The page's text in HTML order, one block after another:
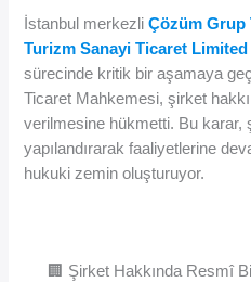
İstanbul merkezliÇözüm Grup
Turizm Sanayi Ticaret
sürecinde kritik bir aşamaya
Ticaret Mahkemesi, şirket
verilmesine hükmetti. Bu karar,
yapılandırarak faaliyetlerine
hukuki zemin oluşturuyor.
🏢 Şirket Hakkında Resmî